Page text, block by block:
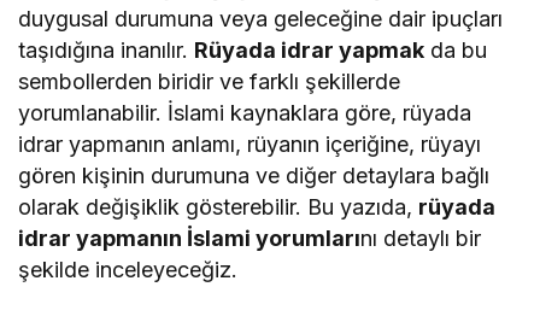
duygusal durumuna veya geleceğine dair ipuçları
taşıdığına inanılır. Rüyada idrar yapmak da bu
sembollerden biridir ve farklı şekillerde
yorumlanabilir. İslami kaynaklara göre, rüyada
idrar yapmanın anlamı, rüyanın içeriğine, rüyayı
gören kişinin durumuna ve diğer detaylara bağlı
olarak değişiklik gösterebilir. Bu yazıda, rüyada
idrar yapmanın İslami yorumlarını detaylı bir
şekilde inceleyeceğiz.